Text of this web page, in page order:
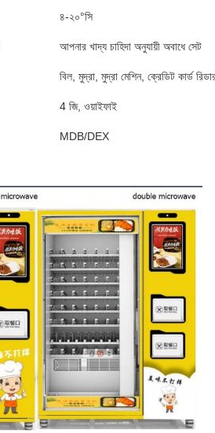
৪-২০°সি
আপনার খাদ্য চাহিদা অনুযায়ী অবাধে সেট
বিল, মুদ্রা, মুদ্রা মেশিন, ক্রেডিট কার্ড
4 জি, ওয়াইফাই
MDB/DEX